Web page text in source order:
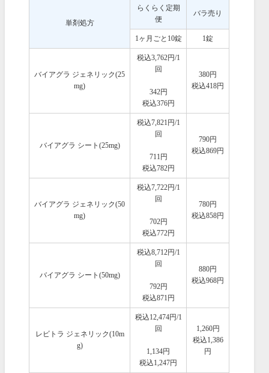
単剤処方
らくらく定期
便
バラ売り
1ヶ月ごと10錠 1錠
バイアグラ ジェネリック(25
mg)
税込3,762円/1
回
342円
税込376円
380円
税込418円
バイアグラ シート(25mg)
税込7,821円/1
回
711円
税込782円
790円
税込869円
バイアグラ ジェネリック(50
mg)
税込7,722円/1
回
702円
税込772円
780円
税込858円
バイアグラ シート(50mg)
税込8,712円/1
回
792円
税込871円
880円
税込968円
レビトラ ジェネリック(10m
g)
税込12,474円/1
回
1,134円
税込1,247円
1,260円
税込1,386
円